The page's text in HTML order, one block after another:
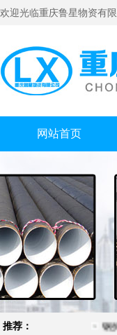
欢迎光临重庆鲁星物资有限
网站首页
推荐： 钢护